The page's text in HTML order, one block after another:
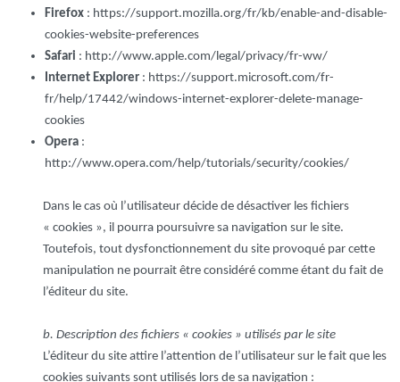
Firefox : https://support.mozilla.org/fr/kb/enable-and-disable-
cookies-website-preferences
Safari : http://www.apple.com/legal/privacy/fr-ww/
Internet Explorer : https://support.microsoft.com/fr-
fr/help/17442/windows-internet-explorer-delete-manage-
cookies
Opera :
http://www.opera.com/help/tutorials/security/cookies/
Dans le cas où l’utilisateur décide de désactiver les fichiers
« cookies », il pourra poursuivre sa navigation sur le site.
Toutefois, tout dysfonctionnement du site provoqué par cette
manipulation ne pourrait être considéré comme étant du fait de
l’éditeur du site.
b. Description des fichiers « cookies » utilisés par le site
L’éditeur du site attire l’attention de l’utilisateur sur le fait que les
cookies suivants sont utilisés lors de sa navigation :